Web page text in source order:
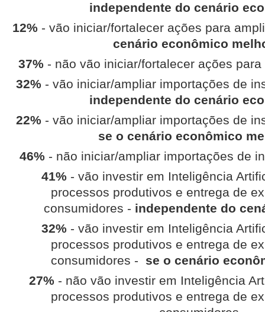
independente do cenário
12% - vão iniciar/fortalecer ações para
cenário econômico
37% - não vão iniciar/fortalecer ações
32% - vão iniciar/ampliar importações de
independente do cenário
22% - vão iniciar/ampliar importações de
se o cenário econômico
46% - não iniciar/ampliar importações de
41% - vão investir em Inteligência
processos produtivos e entrega de
consumidores - independente do
32% - vão investir em Inteligência
processos produtivos e entrega de
consumidores -
se o cenário
27% - não vão investir em Inteligência
processos produtivos e entrega de